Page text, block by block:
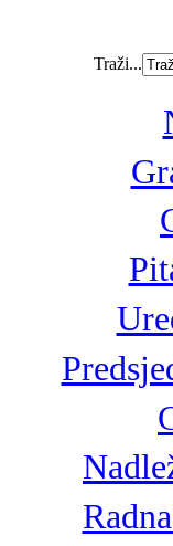
Traži...